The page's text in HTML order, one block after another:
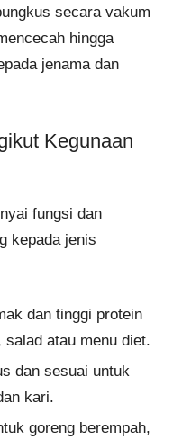
secara vakum
hingga
jenama dan
Kegunaan
fungsi dan
kepada jenis
dan tinggi protein
atau menu diet.
dan sesuai untuk
kari.
goreng berempah,